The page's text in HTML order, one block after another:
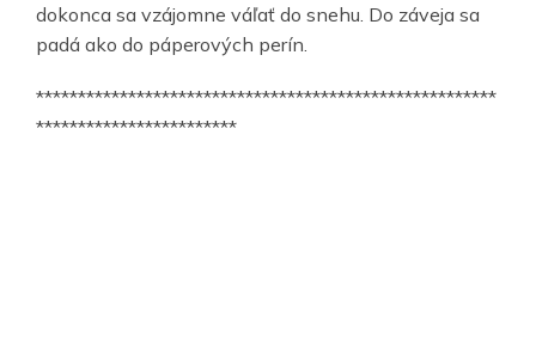
dokonca sa vzájomne váľať do snehu. Do záveja sa
padá ako do páperových perín.
*******************************************************
************************